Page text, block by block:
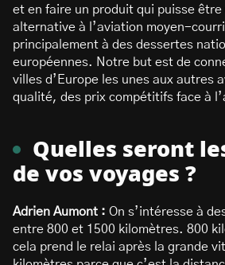
et en faire un produit qui puisse être
alternative à l’aviation moyen-
principalement à des dessertes
européennes. Notre but est de
villes d’Europe les unes aux autres
qualité, des prix compétitifs face à
Quelles seront
de vos voyages ?
Adrien Aumont : On s’intéresse à
entre 800 et 1500 kilomètres. 800
cela prend le relai après la grande